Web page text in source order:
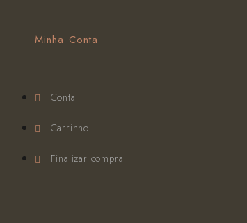
Minha Conta
Conta
Carrinho
Finalizar compra